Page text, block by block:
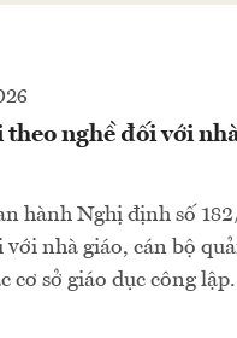
nghề đối với
hành Nghị định số
nhà giáo, cán bộ
cơ sở giáo dục công